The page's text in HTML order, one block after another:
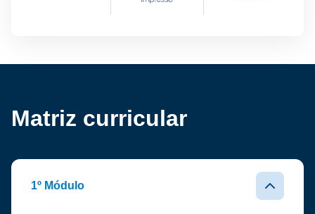
Matriz curricular
1º Módulo